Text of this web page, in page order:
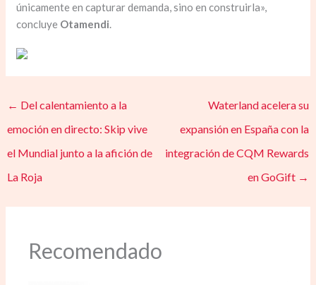
únicamente en capturar demanda, sino en construirla»,
concluye Otamendi.
← Del calentamiento a la
emoción en directo: Skip vive
el Mundial junto a la afición de
La Roja
Waterland acelera su
expansión en España con la
integración de CQM Rewards
en GoGift →
Recomendado